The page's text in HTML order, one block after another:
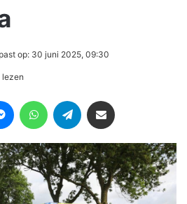
op: 30 juni 2025, 09:30
lezen